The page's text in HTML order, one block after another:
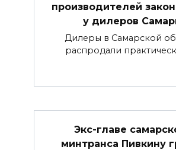
производителей
у дилеров
Дилеры в Самарской
распродали
Экс-главе
минтранса Пивкину